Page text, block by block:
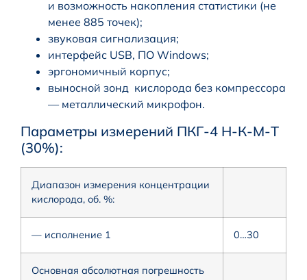
и возможность накопления статистики (не
менее 885 точек);
звуковая сигнализация;
интерфейс USB, ПО Windows;
эргономичный корпус;
выносной зонд кислорода без компрессора
— металлический микрофон.
Параметры измерений ПКГ-4 Н-К-М-Т
(30%):
Диапазон измерения концентрации
кислорода, об. %:
— исполнение 1 0…30
Основная абсолютная погрешность